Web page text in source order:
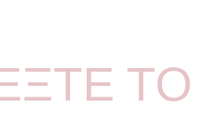
ΤΟ